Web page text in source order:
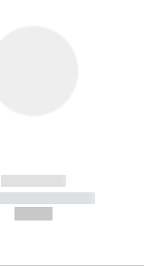
------------
-----------